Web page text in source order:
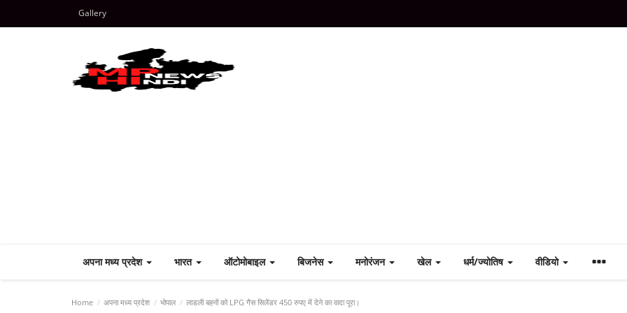
Gallery
अपना मध्य प्रदेश भारत ऑटोमोबाइल बिजनेस मनोरंजन खेल धर्म/ज्योतिष वीडियो
Home अपना मध्य प्रदेश भोपाल लाडली बहनों को LPG गैस सिलेंडर 450 रुपए में देने का वादा पूरा।